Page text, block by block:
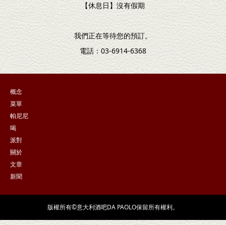
【休息日】沒有假期
我們正在等待您的預訂。
電話：03-6914-6368
概念
菜單
帕尼尼
喝
派對
關於
文章
新聞
版權所有©意大利酒吧DA PAOLO保留所有權利。